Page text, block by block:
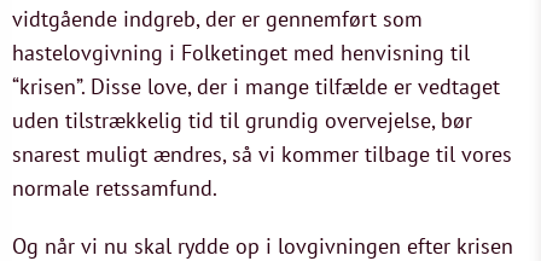
vidtgående indgreb, der er gennemført som
hastelovgivning i Folketinget med henvisning til
“krisen”. Disse love, der i mange tilfælde er vedtaget
uden tilstrækkelig tid til grundig overvejelse, bør
snarest muligt ændres, så vi kommer tilbage til vores
normale retssamfund.
Og når vi nu skal rydde op i lovgivningen efter krisen